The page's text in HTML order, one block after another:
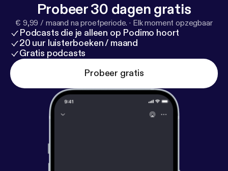
Probeer 30 dagen gratis
€ 9,99 / maand na proefperiode. · Elk moment opzegbaar
Podcasts die je alleen op Podimo hoort
20 uur luisterboeken / maand
Gratis podcasts
Probeer gratis